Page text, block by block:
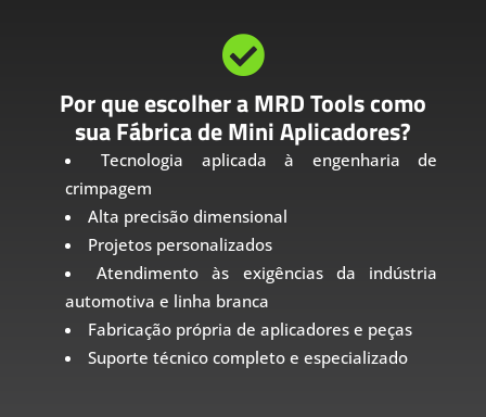

Por que escolher a MRD Tools como
sua Fábrica de Mini Aplicadores?
Tecnologia aplicada à engenharia de
crimpagem
Alta precisão dimensional
Projetos personalizados
Atendimento às exigências da indústria
automotiva e linha branca
Fabricação própria de aplicadores e peças
Suporte técnico completo e especializado